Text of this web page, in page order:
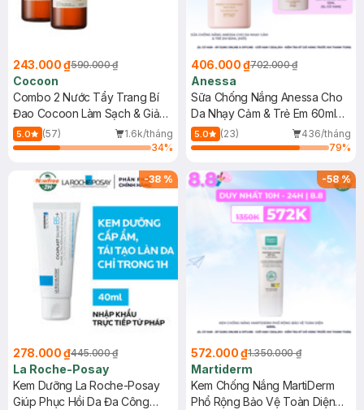
243.000 ₫590.000 ₫
Cocoon
Combo 2 Nước Tẩy Trang Bí
Đao Cocoon Làm Sạch & Giảm
Dầu 500ml
5.0 (57)
1.6k/tháng
34%
406.000 ₫702.000 ₫
Anessa
Sữa Chống Nắng Anessa Cho
Da Nhạy Cảm & Trẻ Em 60ml
(Mới)
5.0 (23)
436/tháng
79%
-38 %
278.000 ₫445.000 ₫
La Roche-Posay
Kem Dưỡng La Roche-Posay
Giúp Phục Hồi Da Đa Công
-58%
572.000 ₫1.350.000 ₫
Martiderm
Kem Chống Nắng MartiDerm
Phổ Rộng Bảo Vệ Toàn Diện